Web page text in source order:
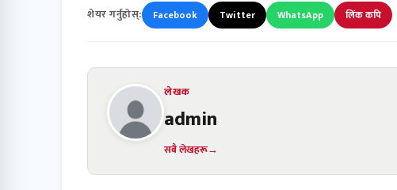
शेयर गर्नुहोस्: Facebook Twitter WhatsApp लिंक कपि
लेखक
admin
सबै लेखहरू